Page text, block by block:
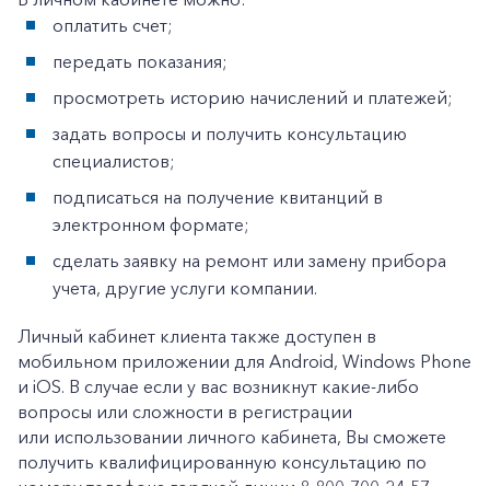
+7-800-700-24-57
Заказать обратный звонок
Частным клиентам
Корпоративным клиентам
оплатить счет;
передать показания;
просмотреть историю начислений и платежей;
задать вопросы и получить консультацию
специалистов;
подписаться на получение квитанций в
электронном формате;
сделать заявку на ремонт или замену прибора
учета, другие услуги компании.
Личный кабинет клиента также доступен в
мобильном приложении для Android, Windows Phone
и iOS. В случае если у вас возникнут какие-либо
вопросы или сложности в регистрации
или использовании личного кабинета, Вы сможете
получить квалифицированную консультацию по